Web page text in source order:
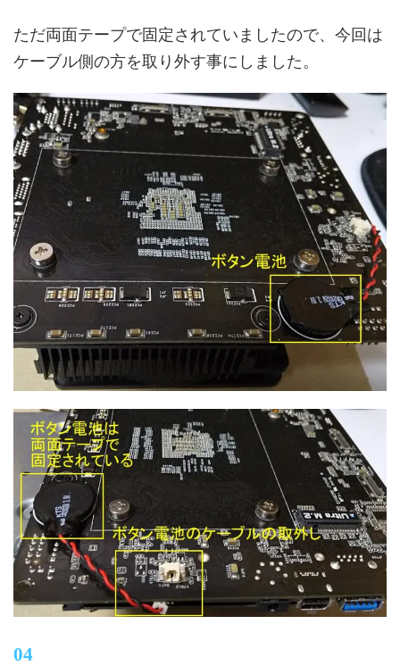
ただ両面テープで固定されていましたので、今回は
ケーブル側の方を取り外す事にしました。